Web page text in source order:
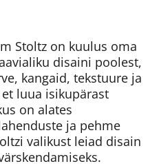
Stoltz on kuulus oma
disaini poolest,
kangaid, tekstuure ja
luua isikupärast
on alates
ja pehme
valikust leiad disain